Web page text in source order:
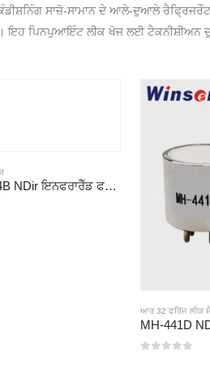
ਸਾਜ਼ੋ-ਸਾਮਾਨ ਦੇ ਆਲੇ-ਦੁਆਲੇ
ਇਹ ਪਿਨਪੁਆਇੰਟ ਲੀਕ ਖੋਜ ਲਈ ਟੈਕਨੀਸ਼ੀਅਨ
ਐਮਐਚ -441D -54B NDir ਇਨਫਰਾਰੈੱਡ ਫਰਿੱਜ ਫਰਿੱਜ ਸੈਂਸਰ
ਆਰ 32 ਫਰਿੱਜ ਲੀਕ